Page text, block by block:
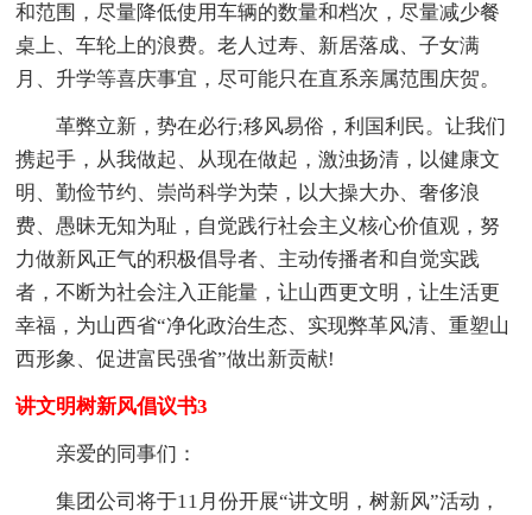
和范围，尽量降低使用车辆的数量和档次，尽量减少餐
桌上、车轮上的浪费。老人过寿、新居落成、子女满
月、升学等喜庆事宜，尽可能只在直系亲属范围庆贺。
革弊立新，势在必行;移风易俗，利国利民。让我们
携起手，从我做起、从现在做起，激浊扬清，以健康文
明、勤俭节约、崇尚科学为荣，以大操大办、奢侈浪
费、愚昧无知为耻，自觉践行社会主义核心价值观，努
力做新风正气的积极倡导者、主动传播者和自觉实践
者，不断为社会注入正能量，让山西更文明，让生活更
幸福，为山西省“净化政治生态、实现弊革风清、重塑山
西形象、促进富民强省”做出新贡献!
讲文明树新风倡议书3
亲爱的同事们：
集团公司将于11月份开展“讲文明，树新风”活动，